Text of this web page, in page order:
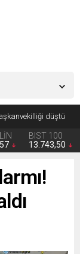
BIST 100
13.743,50